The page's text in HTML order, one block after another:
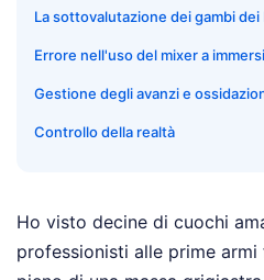
La sottovalutazione dei gambi
Errore nell'uso del mixer a
Gestione degli avanzi e
Controllo della realtà
Ho visto decine di cuochi
professionisti alle prime